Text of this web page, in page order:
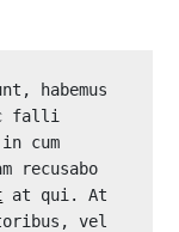
habemus
falli
cum
recusabo
at qui. At
vel